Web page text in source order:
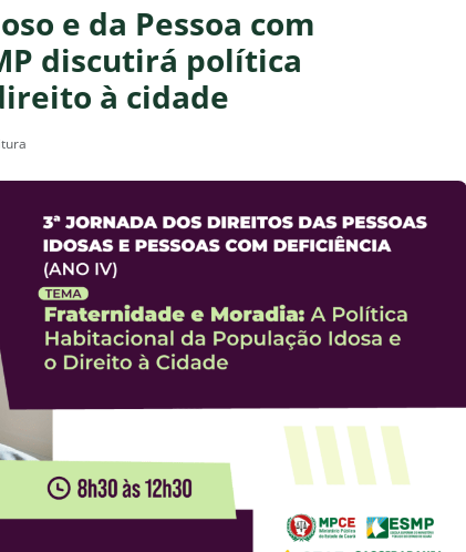
e da Pessoa com
discutirá política
à cidade